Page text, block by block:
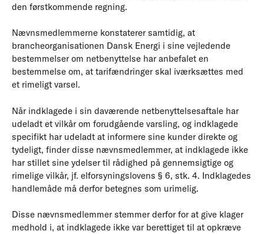
den førstkommende regning.
Nævnsmedlemmerne konstaterer samtidig, at
brancheorganisationen Dansk Energi i sine vejledende
bestemmelser om netbenyttelse har anbefalet en
bestemmelse om, at tarifændringer skal iværksættes med
et rimeligt varsel.
Når indklagede i sin daværende netbenyttelsesaftale har
udeladt et vilkår om forudgående varsling, og indklagede
specifikt har udeladt at informere sine kunder direkte og
tydeligt, finder disse nævnsmedlemmer, at indklagede ikke
har stillet sine ydelser til rådighed på gennemsigtige og
rimelige vilkår, jf. elforsyningslovens § 6, stk. 4. Indklagedes
handlemåde må derfor betegnes som urimelig.
Disse nævnsmedlemmer stemmer derfor for at give klager
medhold i, at indklagede ikke var berettiget til at opkræve